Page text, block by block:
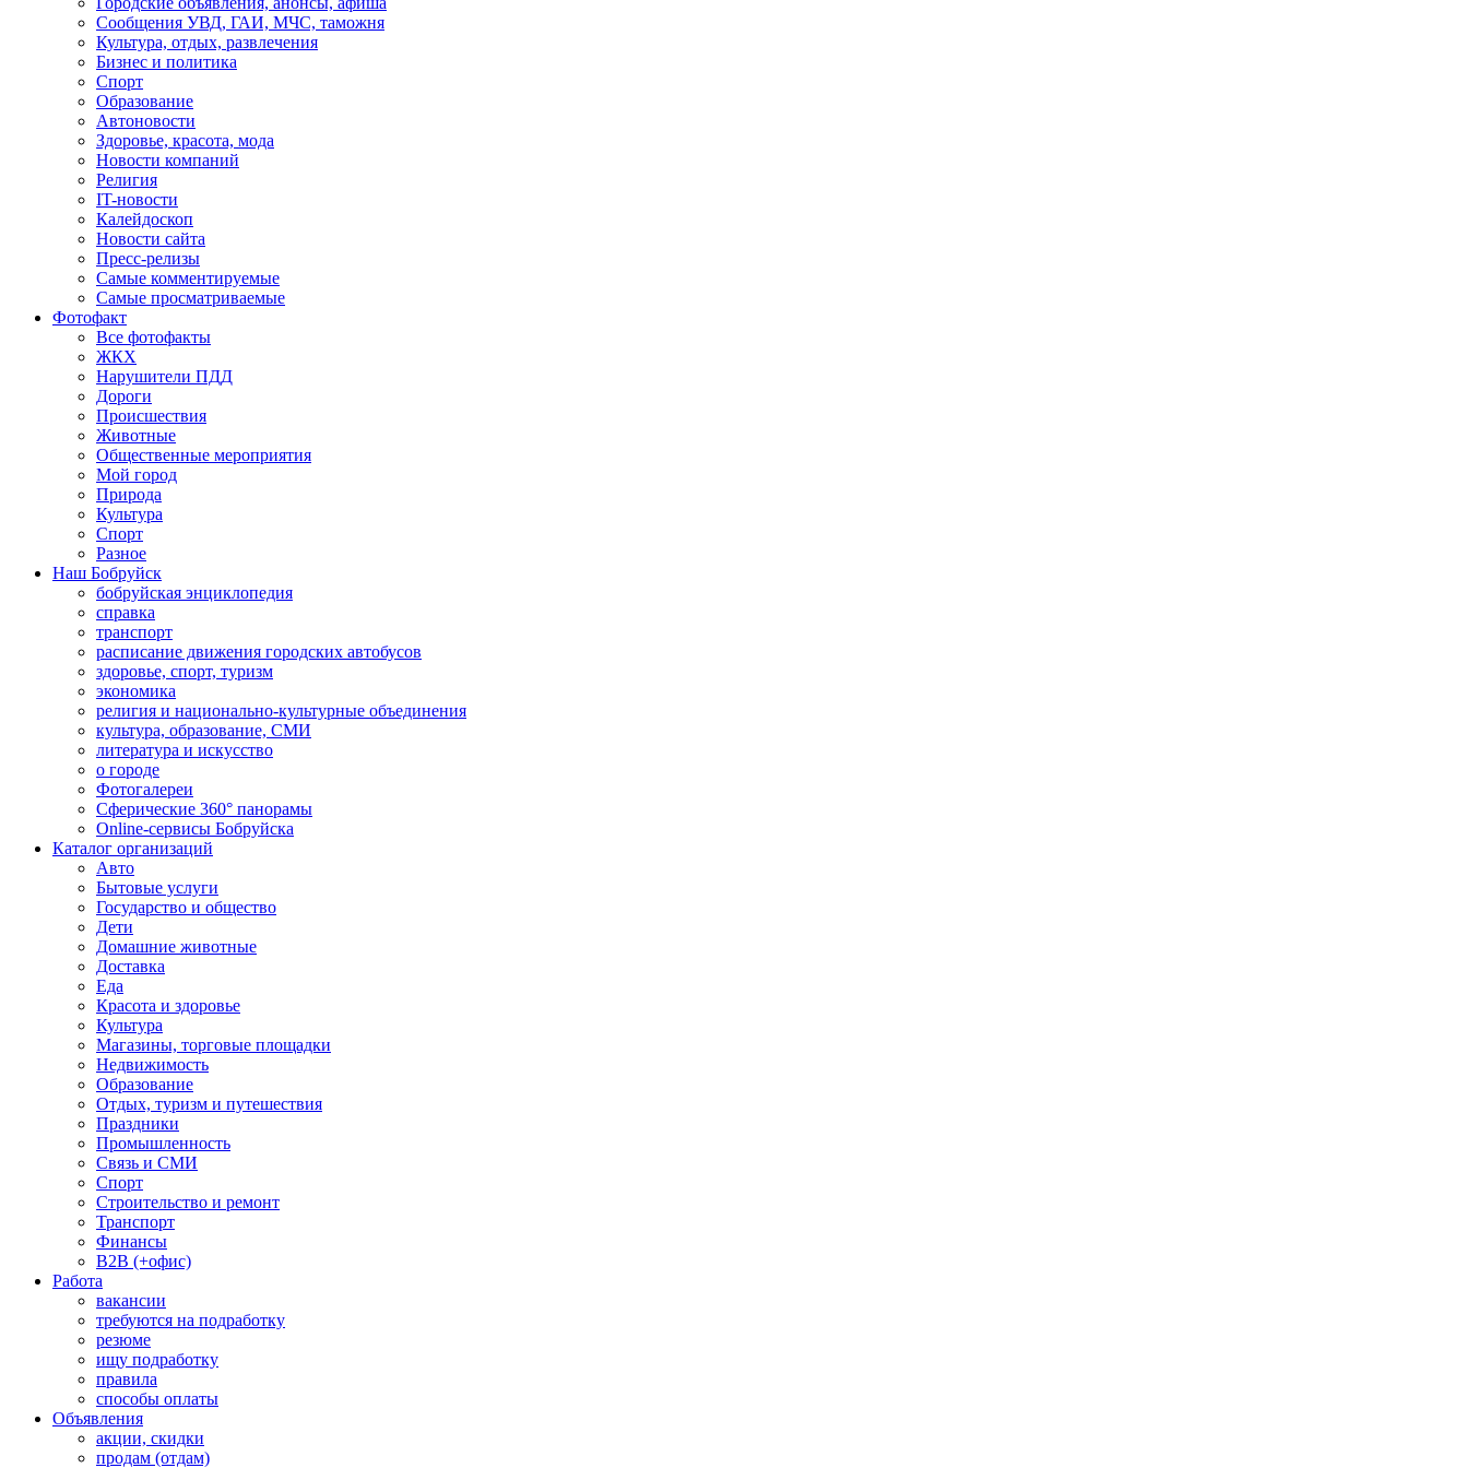
Сообщения УВД, ГАИ, МЧС, таможня
Культура, отдых, развлечения
Бизнес и политика
Спорт
Образование
Автоновости
Здоровье, красота, мода
Новости компаний
Религия
IT-новости
Калейдоскоп
Новости сайта
Пресс-релизы
Самые комментируемые
Самые просматриваемые
Фотофакт
Все фотофакты
ЖКХ
Нарушители ПДД
Дороги
Происшествия
Животные
Общественные мероприятия
Мой город
Природа
Культура
Спорт
Разное
Наш Бобруйск
бобруйская энциклопедия
справка
транспорт
расписание движения городских автобусов
здоровье, спорт, туризм
экономика
религия и национально-культурные объединения
культура, образование, СМИ
литература и искусство
о городе
Фотогалереи
Сферические 360° панорамы
Online-сервисы Бобруйска
Каталог организаций
Авто
Бытовые услуги
Государство и общество
Дети
Домашние животные
Доставка
Еда
Красота и здоровье
Культура
Магазины, торговые площадки
Недвижимость
Образование
Отдых, туризм и путешествия
Праздники
Промышленность
Связь и СМИ
Спорт
Строительство и ремонт
Транспорт
Финансы
B2B (+офис)
Работа
вакансии
требуются на подработку
резюме
ищу подработку
правила
способы оплаты
Объявления
акции, скидки
продам (отдам)